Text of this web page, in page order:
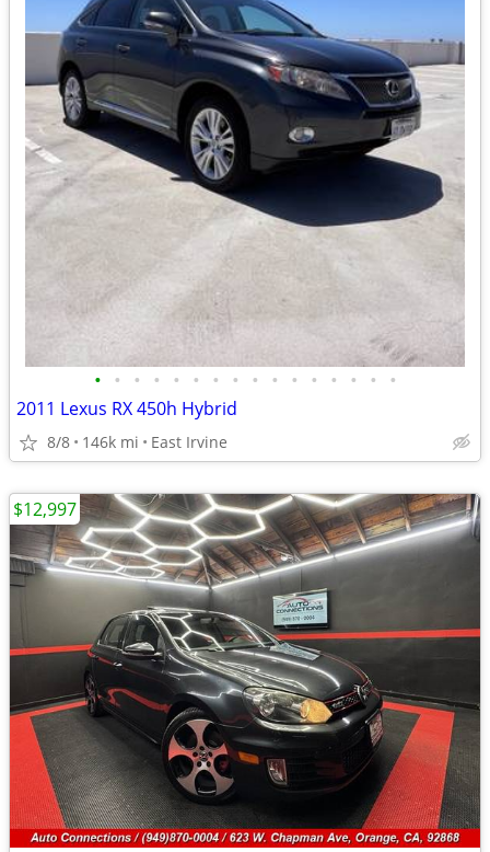
• • • • • • • • • • • • • • • •
2011 Lexus RX 450h Hybrid
8/8 146k mi East Irvine
$12,997